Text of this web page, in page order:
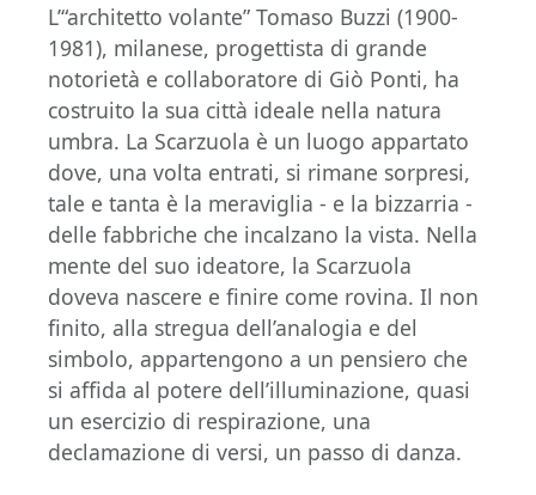
L’“architetto volante” Tomaso Buzzi (1900-
1981), milanese, progettista di grande
notorietà e collaboratore di Giò Ponti, ha
costruito la sua città ideale nella natura
umbra. La Scarzuola è un luogo appartato
dove, una volta entrati, si rimane sorpresi,
tale e tanta è la meraviglia - e la bizzarria -
delle fabbriche che incalzano la vista. Nella
mente del suo ideatore, la Scarzuola
doveva nascere e finire come rovina. Il non
finito, alla stregua dell’analogia e del
simbolo, appartengono a un pensiero che
si affida al potere dell’illuminazione, quasi
un esercizio di respirazione, una
declamazione di versi, un passo di danza.